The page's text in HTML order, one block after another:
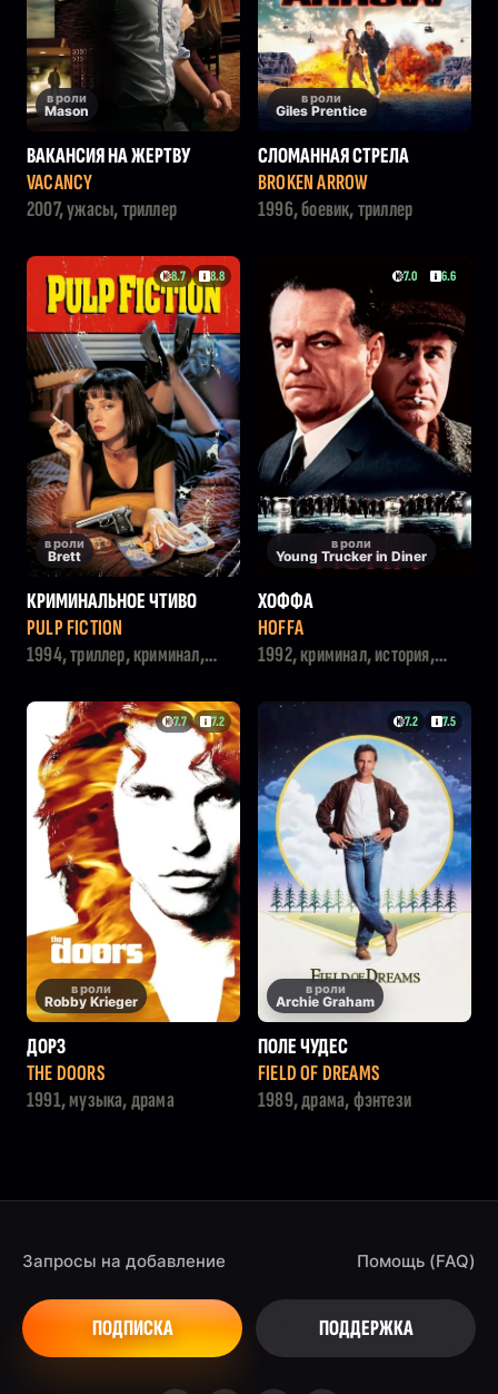
в роли
Mason
ВАКАНСИЯ НА ЖЕРТВУ
VACANCY
2007, ужасы, триллер
в роли
Giles Prentice
СЛОМАННАЯ СТРЕЛА
BROKEN ARROW
1996, боевик, триллер
8.7 8.8
в роли
Brett
КРИМИНАЛЬНОЕ ЧТИВО
PULP FICTION
1994, триллер, криминал,
7.0 6.6
в роли
Young Trucker in Diner
ХОФФА
HOFFA
1992, криминал, история,
7.7 7.2
в роли
Robby Krieger
ДОРЗ
THE DOORS
1991, музыка, драма
7.2 7.5
в роли
Archie Graham
ПОЛЕ ЧУДЕС
FIELD OF DREAMS
1989, драма, фэнтези
Запросы на добавление
ПОДПИСКА
Помощь (FAQ)
ПОДДЕРЖКА